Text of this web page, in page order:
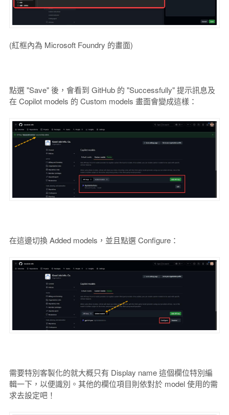
(紅框內為 Microsoft Foundry 的畫面)
點選 "Save" 後，會看到 GitHub 的 "Successfully" 提示訊息及
在 Copilot models 的 Custom models 畫面會變成這樣：
在這邊切換 Added models，並且點選 Configure：
需要特別客製化的就大概只有 Display name 這個欄位特別編
輯一下，以便識別。其他的欄位項目則依對於 model 使用的需
求去設定吧！